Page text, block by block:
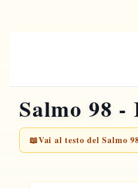
Salmo 98
📖Vai al testo del Salmo